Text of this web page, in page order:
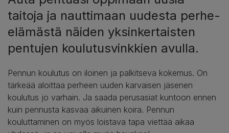
taitoja ja nauttimaan uudesta perhe-
elämästä näiden yksinkertaisten
pentujen koulutusvinkkien avulla.
Pennun koulutus on iloinen ja palkitseva kokemus. On
tärkeää aloittaa perheen uuden karvaisen jäsenen
koulutus jo varhain. Ja saada perusasiat kuntoon ennen
kuin pennusta kasvaa aikuinen koira. Pennun
kouluttaminen on myös loistava tapa viettää aikaa